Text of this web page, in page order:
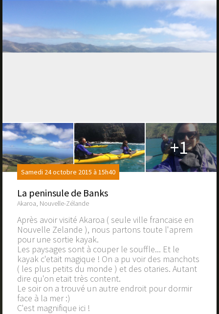
+1
Samedi 24 octobre 2015 à 15h40
La peninsule de Banks
Akaroa, Nouvelle-Zélande
Après avoir visité Akaroa ( seule ville francaise en
Nouvelle Zelande ), nous partons toute l'aprem
pour une sortie kayak.
Les paysages sont à couper le souffle... Et le
kayak c'etait magique ! On a pu voir des manchots
( les plus petits du monde ) et des otaries. Autant
dire qu'on etait très content.
Le soir on a trouvé un autre endroit pour dormir
face à la mer :)
C'est magnifique ici !